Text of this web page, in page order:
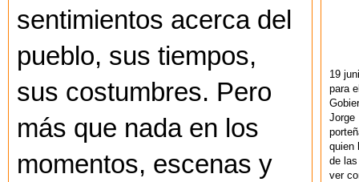
sentimientos acerca del
pueblo, sus tiempos,
sus costumbres. Pero
más que nada en los
momentos, escenas y
19
para
Jorge
quien
de
ver